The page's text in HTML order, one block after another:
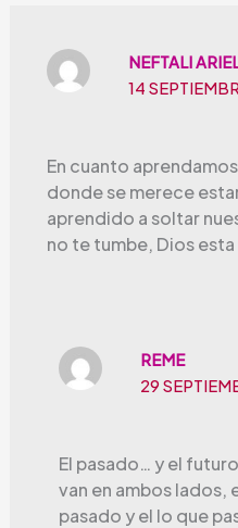
NEFTALI
14
En cuanto
donde se merece
aprendido a soltar
no te tumbe, Dios
REME
29
El pasado… y el
van en ambos lados,
pasado y el lo que